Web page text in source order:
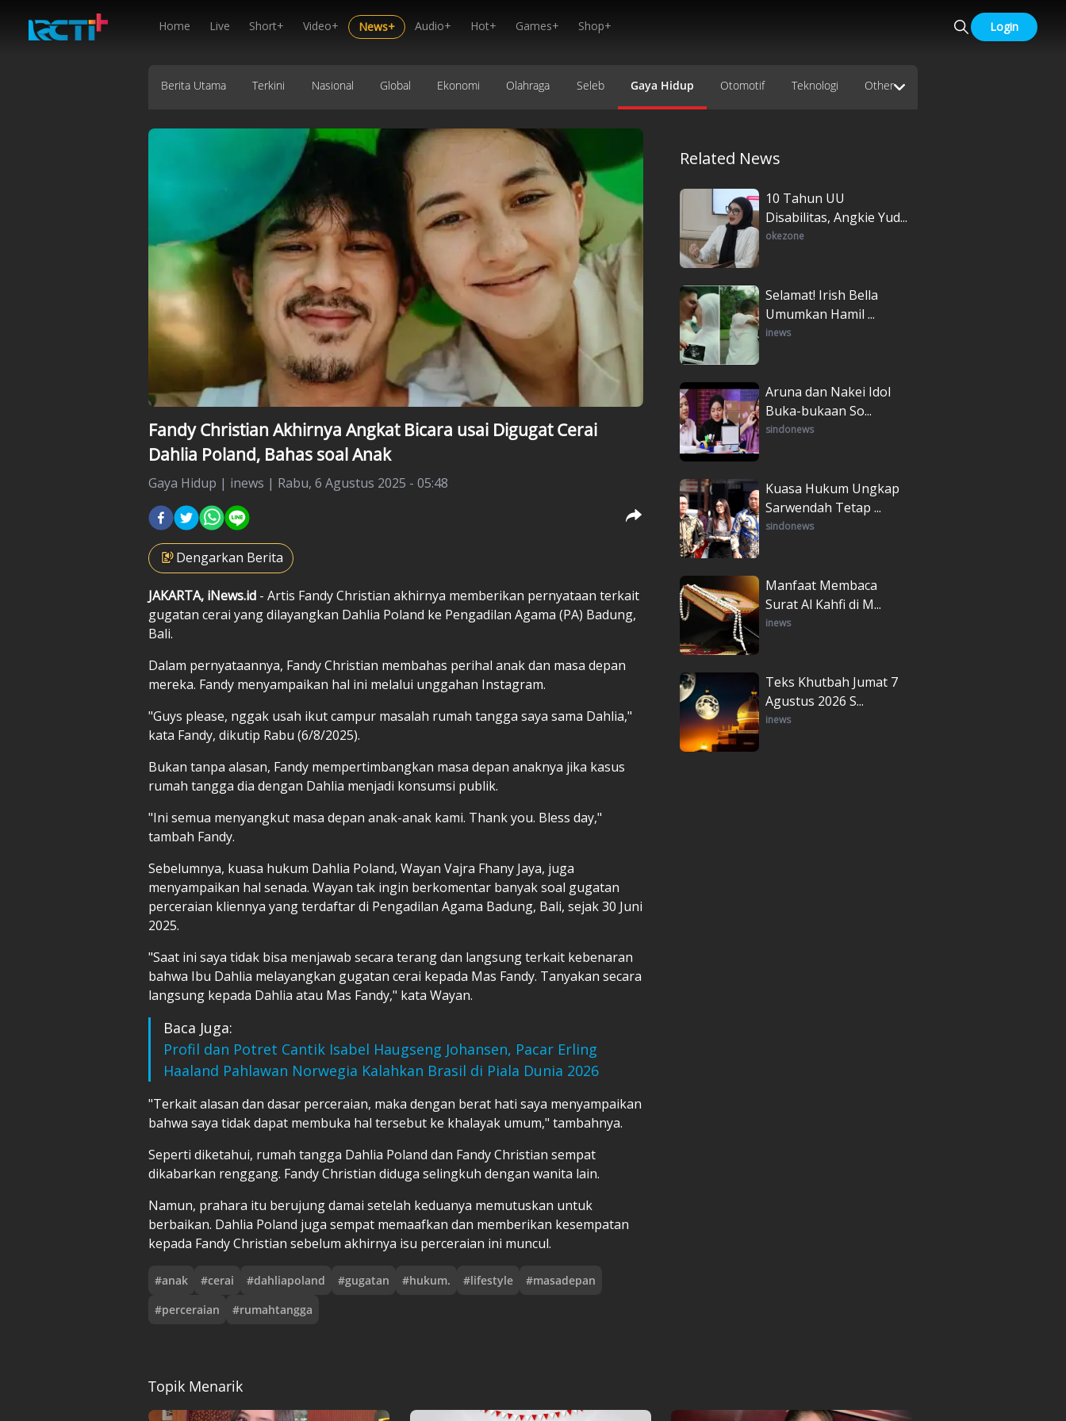
Home Live Short+ Video+ News+ Audio+ Hot+ Games+ Shop+ Login
Berita Utama Terkini Nasional Global Ekonomi Olahraga Seleb Gaya Hidup Otomotif Teknologi Other
Fandy Christian Akhirnya Angkat Bicara usai Digugat Cerai
Dahlia Poland, Bahas soal Anak
Gaya Hidup | inews | Rabu, 6 Agustus 2025 - 05:48
Dengarkan Berita
JAKARTA, iNews.id - Artis Fandy Christian akhirnya memberikan pernyataan terkait
gugatan cerai yang dilayangkan Dahlia Poland ke Pengadilan Agama (PA) Badung,
Bali.
Dalam pernyataannya, Fandy Christian membahas perihal anak dan masa depan
mereka. Fandy menyampaikan hal ini melalui unggahan Instagram.
"Guys please, nggak usah ikut campur masalah rumah tangga saya sama Dahlia,"
kata Fandy, dikutip Rabu (6/8/2025).
Bukan tanpa alasan, Fandy mempertimbangkan masa depan anaknya jika kasus
rumah tangga dia dengan Dahlia menjadi konsumsi publik.
"Ini semua menyangkut masa depan anak-anak kami. Thank you. Bless day,"
tambah Fandy.
Sebelumnya, kuasa hukum Dahlia Poland, Wayan Vajra Fhany Jaya, juga
menyampaikan hal senada. Wayan tak ingin berkomentar banyak soal gugatan
perceraian kliennya yang terdaftar di Pengadilan Agama Badung, Bali, sejak 30 Juni
2025.
"Saat ini saya tidak bisa menjawab secara terang dan langsung terkait kebenaran
bahwa Ibu Dahlia melayangkan gugatan cerai kepada Mas Fandy. Tanyakan secara
langsung kepada Dahlia atau Mas Fandy," kata Wayan.
Baca Juga:
Profil dan Potret Cantik Isabel Haugseng Johansen, Pacar Erling
Haaland Pahlawan Norwegia Kalahkan Brasil di Piala Dunia 2026
"Terkait alasan dan dasar perceraian, maka dengan berat hati saya menyampaikan
bahwa saya tidak dapat membuka hal tersebut ke khalayak umum," tambahnya.
Seperti diketahui, rumah tangga Dahlia Poland dan Fandy Christian sempat
dikabarkan renggang. Fandy Christian diduga selingkuh dengan wanita lain.
Namun, prahara itu berujung damai setelah keduanya memutuskan untuk
berbaikan. Dahlia Poland juga sempat memaafkan dan memberikan kesempatan
kepada Fandy Christian sebelum akhirnya isu perceraian ini muncul.
#anak #cerai #dahliapoland #gugatan #hukum. #lifestyle #masadepan
#perceraian #rumahtangga
Related News
10 Tahun UU
Disabilitas, Angkie Yud...
okezone
Selamat! Irish Bella
Umumkan Hamil ...
inews
Aruna dan Nakei Idol
Buka-bukaan So...
sindonews
Kuasa Hukum Ungkap
Sarwendah Tetap ...
sindonews
Manfaat Membaca
Surat Al Kahfi di M...
inews
Teks Khutbah Jumat 7
Agustus 2026 S...
inews
Topik Menarik